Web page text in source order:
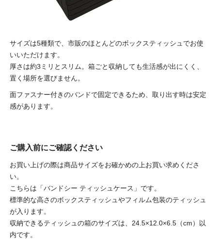
サイズは5種類で、市販のほとんどのボックスティッシュでお使
いいただけます。
厚さは約3ミリとスリム。 箱ごと収納しても生活感が出にくく、
置く場所を選びません。
面ファスナー付きのバンドで固定できるため、取り出す時は安定
感があります。
ご購入前にご確認ください
お買い上げの際は商品サイズをお確かめの上お買い求めくださ
い。
こちらは「バンドシー ティッシュケース」です。
標準的な高さのボックスティッシュやフィルム包装のティッシュ
が入ります。
収納できるティッシュの箱のサイズは、24.5×12.0×6.5（cm）以
内です。